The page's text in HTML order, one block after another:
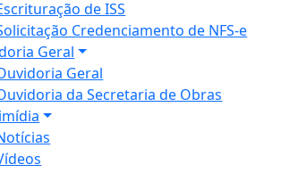
de ISS
Credenciamento de NFS-e
Geral
Geral
da Secretaria de Obras